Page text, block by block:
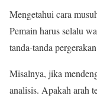
Mengetahui cara
Pemain harus selalu
tanda-tanda
Misalnya, jika
analisis. Apakah arah